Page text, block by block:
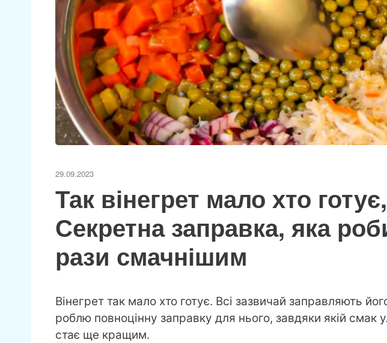
29.09.2023
Так вінегрет мало хто
Секретна заправка, яка
рази смачнішим
Вінегрет так мало хто готує. Всі зазвичай заправляють
роблю повноцінну заправку для нього, завдяки якій смак
стає ще кращим.